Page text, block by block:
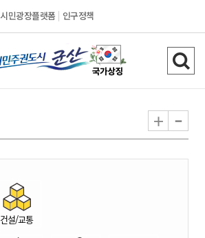
시민광장플랫폼 인구정책
시
민
권
시
검
색
기
+ -
건설/교통